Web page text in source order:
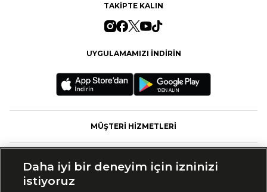
TAKİPTE KALIN
UYGULAMAMIZI İNDİRİN
MÜŞTERİ HİZMETLERİ
Daha iyi bir deneyim için izninizi
istiyoruz